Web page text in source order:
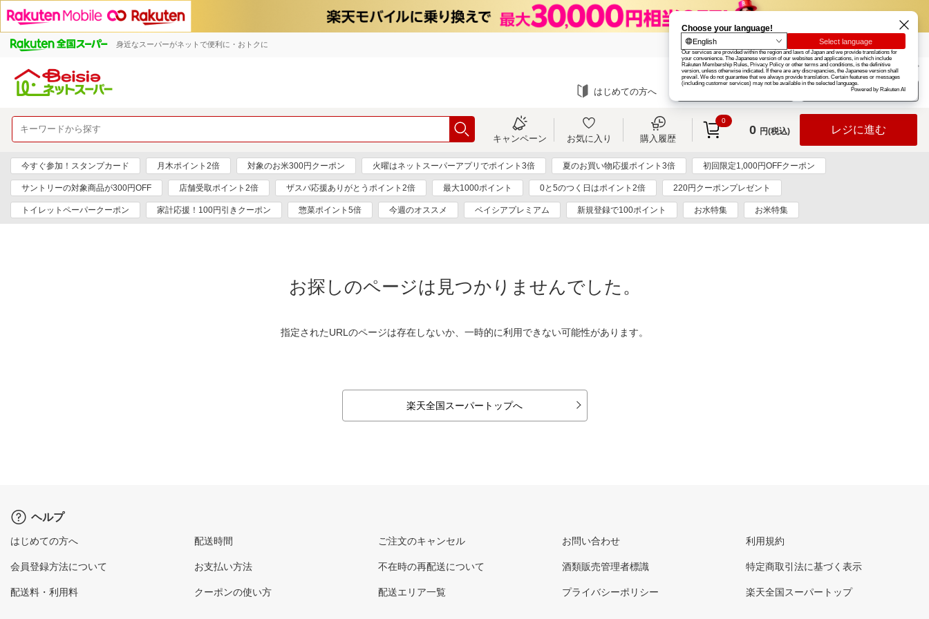
身近なスーパーがネットで便利に・おトクに 楽天グループ カード
お知らせ ヘルプ
はじめての方へ ログイン
キャンペーン お気に入り 購入履歴
0
0 円(税込) レジに進む
今すぐ参加！スタンプカード 月木ポイント2倍 対象のお米300円クーポン 火曜はネットスーパーアプリでポイント3倍 夏のお買い物応援ポイント3倍 初回限定1,000円OFFクーポン
サントリーの対象商品が300円OFF 店舗受取ポイント2倍 ザスパ応援ありがとうポイント2倍 最大1000ポイント 0と5のつく日はポイント2倍 220円クーポンプレゼント
トイレットペーパークーポン 家計応援！100円引きクーポン 惣菜ポイント5倍 今週のオススメ ベイシアプレミアム 新規登録で100ポイント お水特集 お米特集
お探しのページは見つかりませんでした。
指定されたURLのページは存在しないか、一時的に利用できない可能性があります。
楽天全国スーパートップへ
ヘルプ
はじめての方へ
会員登録方法について
配送料・利用料
配送時間
お支払い方法
クーポンの使い方
ご注文のキャンセル
不在時の再配送について
配送エリア一覧
お問い合わせ
酒類販売管理者標識
プライバシーポリシー
利用規約
特定商取引法に基づく表示
楽天全国スーパートップ